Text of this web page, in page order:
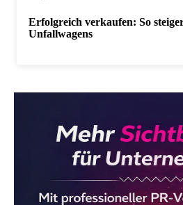
Erfolgreich verkaufen: So
Unfallwagens